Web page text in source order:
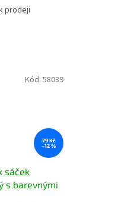
prodeji
79 Kč
–12 %
sáček
s barevnými
Kód: 58039